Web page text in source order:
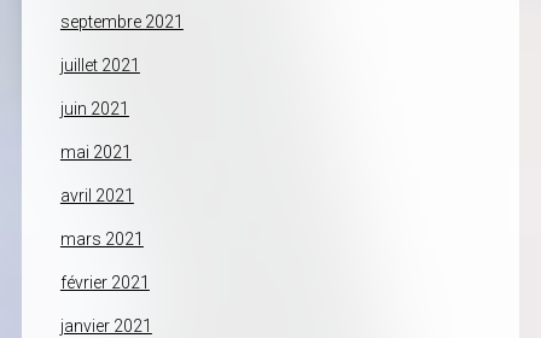
septembre 2021
juillet 2021
juin 2021
mai 2021
avril 2021
mars 2021
février 2021
janvier 2021